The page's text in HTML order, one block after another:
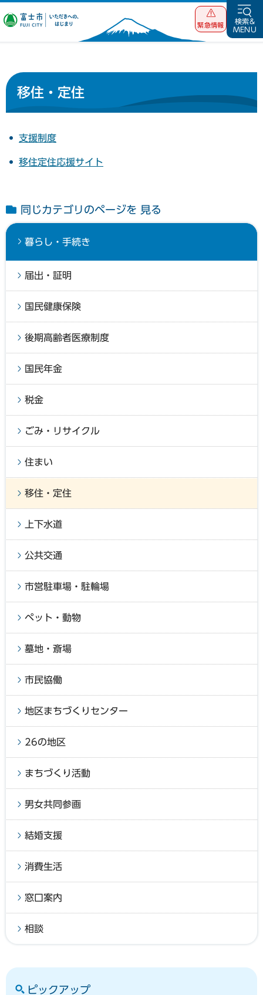
富士市 いただ
緊急情報
検索&
MENU
移住・定住
支援制度
移住定住応援サイト
同じカテゴリのページを 見る
暮らし・手続き
届出・証明
国民健康保険
後期高齢者医療制度
国民年金
税金
ごみ・リサイクル
住まい
移住・定住
上下水道
公共交通
市営駐車場・駐輪場
ペット・動物
墓地・斎場
市民協働
地区まちづくりセンター
26の地区
まちづくり活動
男女共同参画
結婚支援
消費生活
窓口案内
相談
ピックアップ